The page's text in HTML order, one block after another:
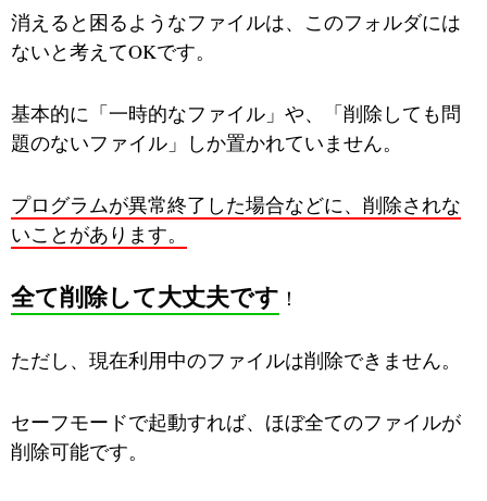
消えると困るようなファイルは、このフォルダには
ないと考えてOKです。
基本的に「一時的なファイル」や、「削除しても問
題のないファイル」しか置かれていません。
プログラムが異常終了した場合などに、削除されな
いことがあります。
全て削除して大丈夫です ！
ただし、現在利用中のファイルは削除できません。
セーフモードで起動すれば、ほぼ全てのファイルが
削除可能です。